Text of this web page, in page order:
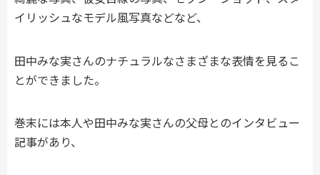
イリッシュなモデル風写真などなど、
田中みな実さんのナチュラルなさまざまな表情を見るこ
とができました。
巻末には本人や田中みな実さんの父母とのインタビュー
記事があり、